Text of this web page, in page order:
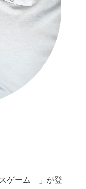
ゲーム 」が登